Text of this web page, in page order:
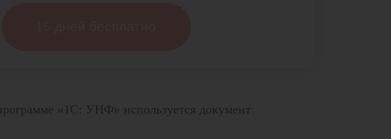
«1С: УНФ» используется документ